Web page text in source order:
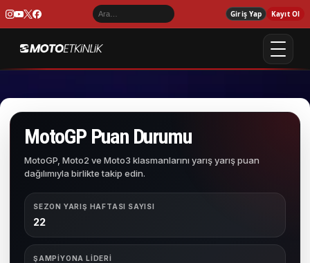
Giriş Yap Kayıt Ol
MotoGP Puan Durumu
MotoGP, Moto2 ve Moto3 klasmanlarını yarış yarış puan
dağılımıyla birlikte takip edin.
SEZON YARIŞ HAFTASI SAYISI
22
ŞAMPIYONA LIDERI